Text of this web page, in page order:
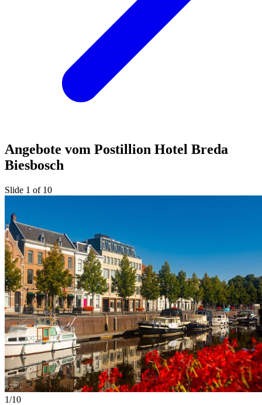
Angebote vom Postillion Hotel Breda
Biesbosch
Slide 1 of 10
1/10